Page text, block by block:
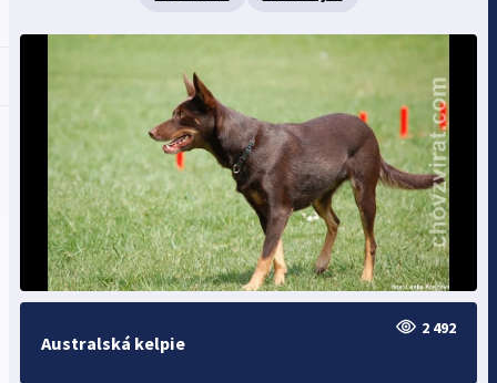
Australská kelpie
2 492